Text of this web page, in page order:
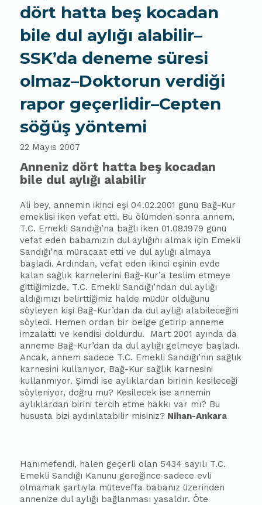
dört hatta beş kocadan
bile dul aylığı alabilir–
SSK’da deneme süresi
olmaz–Doktorun verdiği
rapor geçerlidir–Cepten
söğüş yöntemi
22 Mayıs 2007
Anneniz dört hatta beş kocadan
bile dul aylığı alabilir
Ali bey, annemin ikinci eşi 04.02.2001 günü Bağ-Kur
emeklisi iken vefat etti. Bu ölümden sonra annem,
T.C. Emekli Sandığı’na bağlı iken 01.08.1979 günü
vefat eden babamızın dul aylığını almak için Emekli
Sandığı’na müracaat etti ve dul aylığı almaya
başladı. Ardından, vefat eden ikinci eşinin evde
kalan sağlık karnelerini Bağ-Kur’a teslim etmeye
gittiğimizde, T.C. Emekli Sandığı’ndan dul aylığı
aldığımızı belirttiğimiz halde müdür olduğunu
söyleyen kişi Bağ-Kur’dan da dul aylığı alabileceğini
söyledi. Hemen ordan bir belge getirip anneme
imzalattı ve kendisi doldurdu.
Mart 2001 ayında da
anneme Bağ-Kur’dan da dul aylığı gelmeye başladı.
Ancak, annem sadece T.C. Emekli Sandığı’nın sağlık
karnesini kullanıyor, Bağ-Kur sağlık karnesini
kullanmıyor. Şimdi ise aylıklardan birinin kesileceği
söyleniyor, doğru mu? Kesilecek ise annemin
aylıklardan birini tercih etme hakkı var mı? Bu
hususta bizi aydınlatabilir misiniz? Nihan-Ankara
Hanımefendi, halen geçerli olan 5434 sayılı T.C.
Emekli Sandığı Kanunu gereğince sadece evli
olmamak şartıyla müteveffa babanız üzerinden
annenize dul aylığı bağlanması yasaldır. Öte